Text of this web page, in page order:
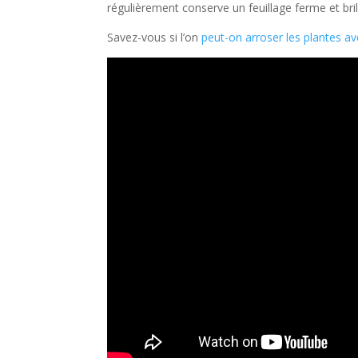
régulièrement conserve un feuillage ferme et
Savez-vous si l’onpeut-on arroser les plantes